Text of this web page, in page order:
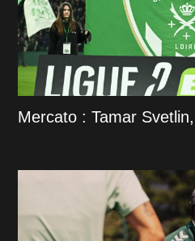
Mercato : Tamar